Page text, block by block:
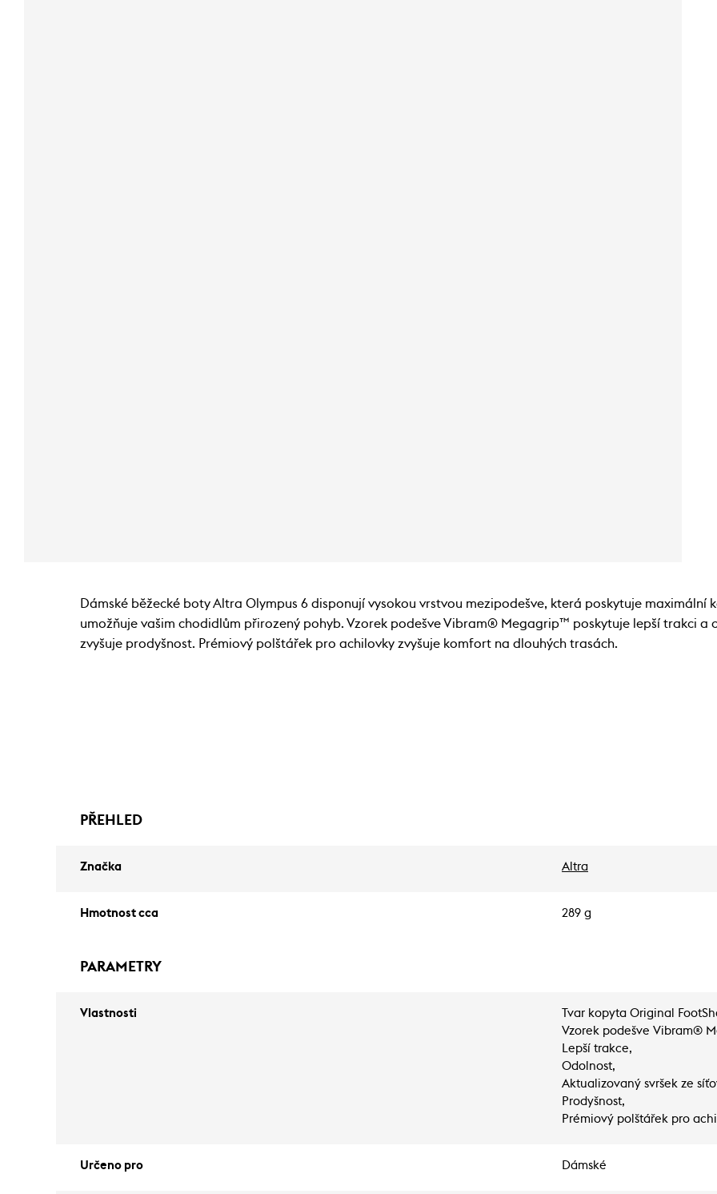
Dámské běžecké boty Altra Olympus 6 disponují vysokou vrstvou mezipodešve, která poskytuje
umožňuje vašim chodidlům přirozený pohyb. Vzorek podešve Vibram® Megagrip™ poskytuje lepší trakci a
zvyšuje prodyšnost. Prémiový polštářek pro achilovky zvyšuje komfort na dlouhých trasách.
PŘEHLED
Značka Altra
Hmotnost cca 289 g
PARAMETRY
Vlastnosti
Tvar kopyta Original
Vzorek podešve Vibram®
Lepší trakce,
Odolnost,
Aktualizovaný svršek ze
Prodyšnost,
Prémiový polštářek pro
Určeno pro Dámské